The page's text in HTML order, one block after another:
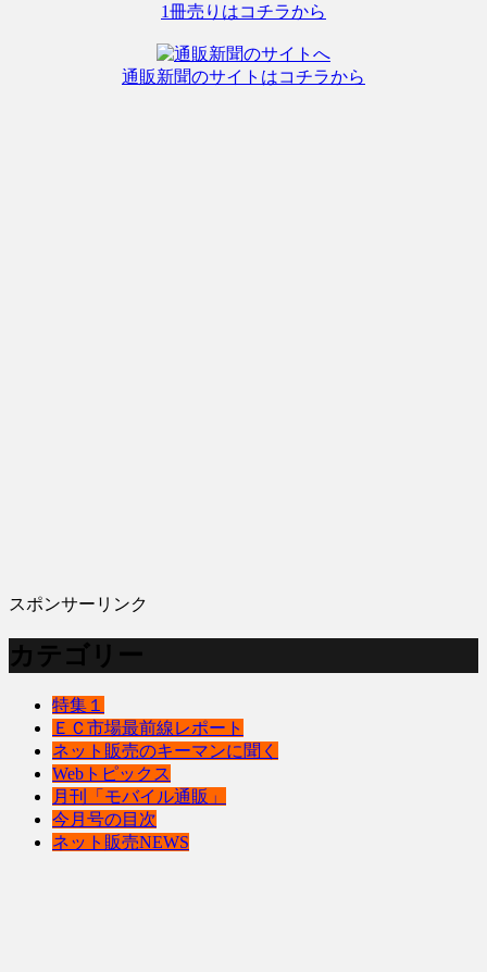
1冊売りはコチラから
通販新聞のサイトはコチラから
スポンサーリンク
カテゴリー
特集１
ＥＣ市場最前線レポート
ネット販売のキーマンに聞く
Webトピックス
月刊「モバイル通販」
今月号の目次
ネット販売NEWS